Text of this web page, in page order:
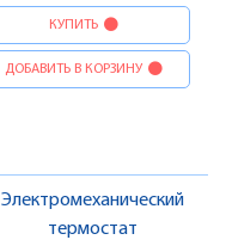
КУПИТЬ
ДОБАВИТЬ В КОРЗИНУ
Электромеханический
термостат